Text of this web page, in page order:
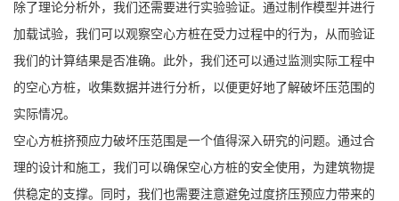
除了理论分析外，我们还需要进行实验验证。通过制作模型并进行
加载试验，我们可以观察空心方桩在受力过程中的行为，从而验证
我们的计算结果是否准确。此外，我们还可以通过监测实际工程中
的空心方桩，收集数据并进行分析，以便更好地了解破坏压范围的
实际情况。
空心方桩挤预应力破坏压范围是一个值得深入研究的问题。通过合
理的设计和施工，我们可以确保空心方桩的安全使用，为建筑物提
供稳定的支撑。同时，我们也需要注意避免过度挤压预应力带来的